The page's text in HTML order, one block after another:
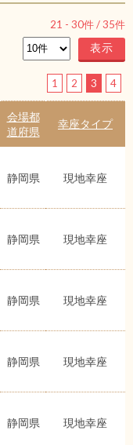
21 - 30件 /35件
1 2 3 4
会場都
道府県
幸座タイプ
静岡県 現地幸座
静岡県 現地幸座
静岡県 現地幸座
静岡県 現地幸座
静岡県 現地幸座